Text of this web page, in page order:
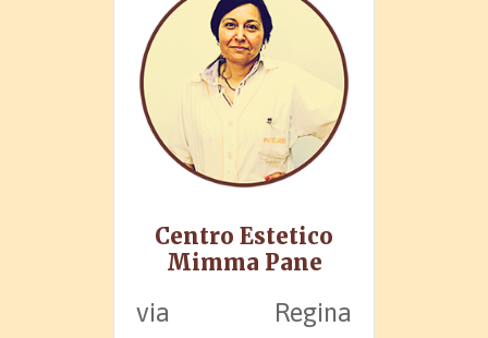
Centro Estetico
Mimma Pane
via Regina